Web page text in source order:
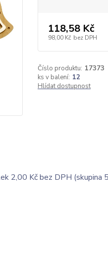
118,58 Kč
98,00 Kč bez DPH
Číslo produktu: 17373
ks v balení: 12
Hlídat dostupnost
2,00 Kč bez DPH (skupina